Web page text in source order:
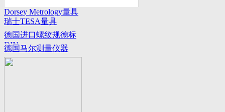
Dorsey Metrology量具
系列
瑞士TESA量具
德国进口螺纹规德标
DIN
德国马尔测量仪器